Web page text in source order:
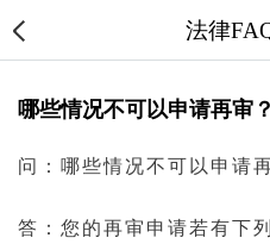
法律
哪些情况不可以申请再审？
问：哪些情况不可以申请
答：您的再审申请若有下